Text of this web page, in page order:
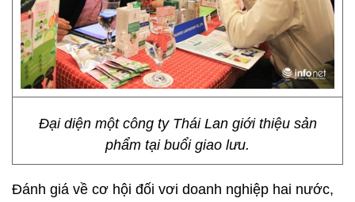
Đại diện một công ty Thái Lan giới thiệu sản
phẩm tại buổi giao lưu.
Đánh giá về cơ hội đối vơi doanh nghiệp hai nước,